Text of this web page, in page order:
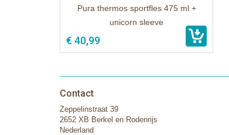
Pura thermos sportfles 475 ml +
unicorn sleeve
€ 40,99
Contact
Zeppelinstraat 39
2652 XB Berkel en Rodenrijs
Nederland